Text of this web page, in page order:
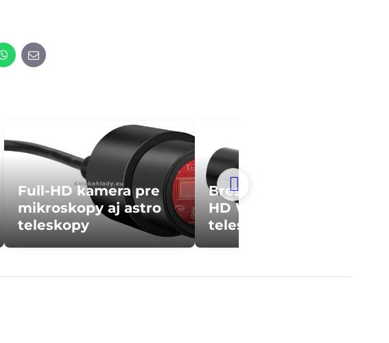
WhatsApp
E-
mail
Full-HD kamera pre
mikroskopy aj astro
teleskopy
Bresser prichádza s
HD WIFI kamerou pre
teleskopy